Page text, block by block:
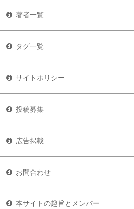
著者一覧
タグ一覧
サイトポリシー
投稿募集
広告掲載
お問合わせ
本サイトの趣旨とメンバー